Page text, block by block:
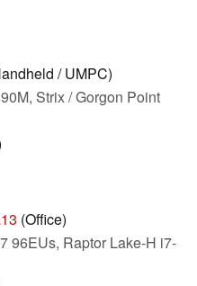
/ UMPC)
Strix / Gorgon Point
(Office)
96EUs, Raptor Lake-H i7-